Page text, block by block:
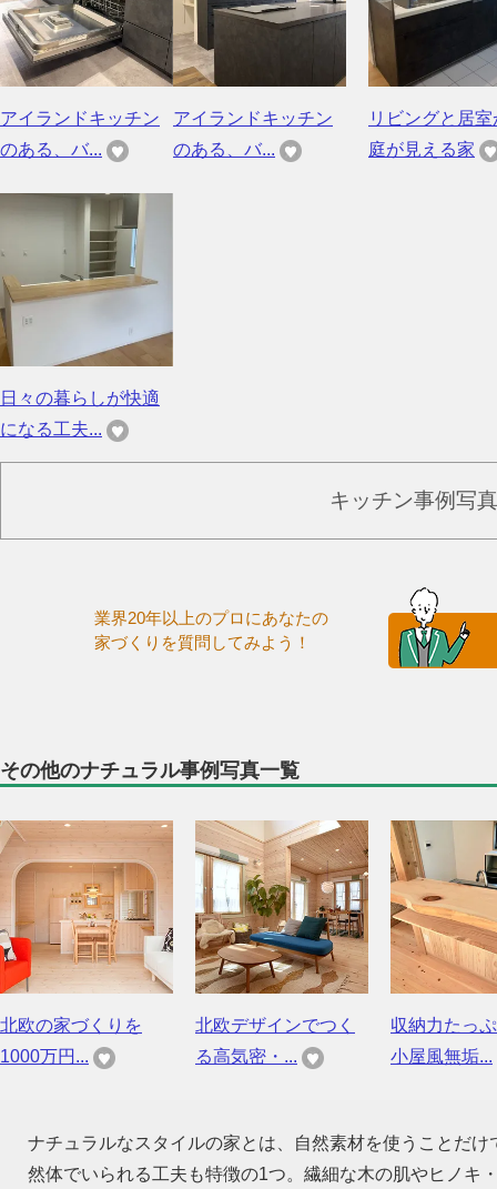
アイランドキッチン
のある、バ...
アイランドキッチン
のある、バ...
リビングと居室
庭が見える家
日々の暮らしが快適
になる工夫...
キッチン事例写
業界20年以上のプロにあなたの
家づくりを質問してみよう！
その他のナチュラル事例写真一覧
北欧の家づくりを
1000万円...
北欧デザインでつく
る高気密・...
収納力たっ
小屋風無垢...
ナチュラルなスタイルの家とは、自然素材を使うことだ
然体でいられる工夫も特徴の1つ。繊細な木の肌やヒノキ